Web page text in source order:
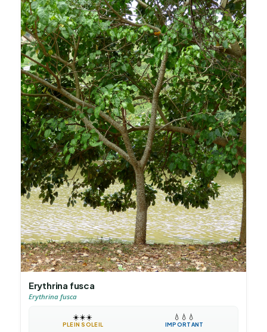
Erythrina fusca
Erythrina fusca
☀️☀️☀️
PLEIN SOLEIL
💧 💧 💧
IMPORTANT